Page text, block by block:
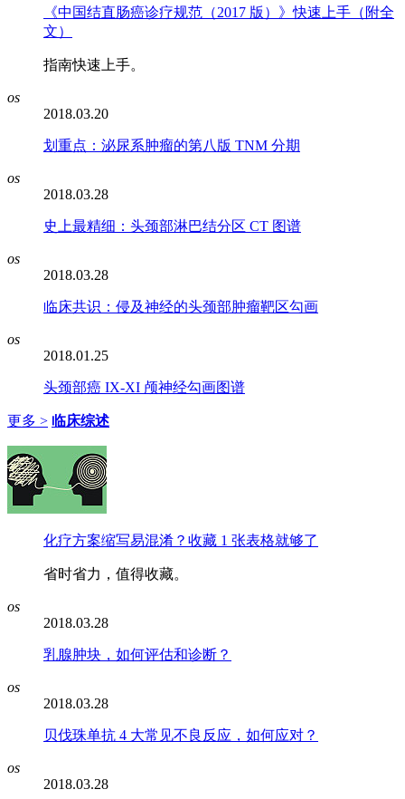
《中国结直肠癌诊疗规范（2017 版）》快速上手（附全
文）
指南快速上手。
os
2018.03.20
划重点：泌尿系肿瘤的第八版 TNM 分期
os
2018.03.28
史上最精细：头颈部淋巴结分区 CT 图谱
os
2018.03.28
临床共识：侵及神经的头颈部肿瘤靶区勾画
os
2018.01.25
头颈部癌 IX-XI 颅神经勾画图谱
更多 > 临床综述
化疗方案缩写易混淆？收藏 1 张表格就够了
省时省力，值得收藏。
os
2018.03.28
乳腺肿块，如何评估和诊断？
os
2018.03.28
贝伐珠单抗 4 大常见不良反应，如何应对？
os
2018.03.28